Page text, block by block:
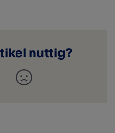
nuttig?